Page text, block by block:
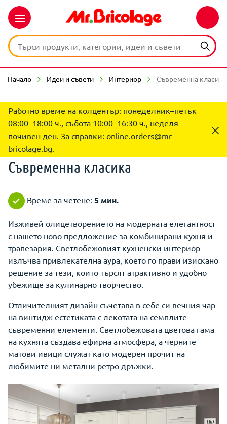
Начало Идеи и съвети Интериор Съвременна
Работно време на колцентър: понеделник–петък
08:00–18:00 ч., събота 10:00–16:30 ч., неделя –
почивен ден. За справки: online.orders@mr-
bricolage.bg.
Съвременна класика
Време за четене: 5 мин.
Изживей олицетворението на модерната елегантност
с нашето ново предложение за комбинирани кухня и
трапезария. Светлобежовият кухненски интериор
излъчва привлекателна аура, което го прави изискано
решение за тези, които търсят атрактивно и удобно
убежище за кулинарно творчество.
Отличителният дизайн съчетава в себе си вечния чар
на винтидж естетиката с лекотата на семплите
съвременни елементи. Светлобежовата цветова гама
на кухнята създава ефирна атмосфера, а черните
матови ивици служат като модерен прочит на
любимите ни метални ретро дръжки.